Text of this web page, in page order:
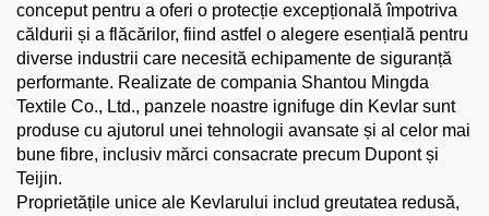
conceput pentru a oferi o protecție excepțională împotriva
căldurii și a flăcărilor, fiind astfel o alegere esențială pentru
diverse industrii care necesită echipamente de siguranță
performante. Realizate de compania Shantou Mingda
Textile Co., Ltd., panzele noastre ignifuge din Kevlar sunt
produse cu ajutorul unei tehnologii avansate și al celor mai
bune fibre, inclusiv mărci consacrate precum Dupont și
Teijin.
Proprietățile unice ale Kevlarului includ greutatea redusă,